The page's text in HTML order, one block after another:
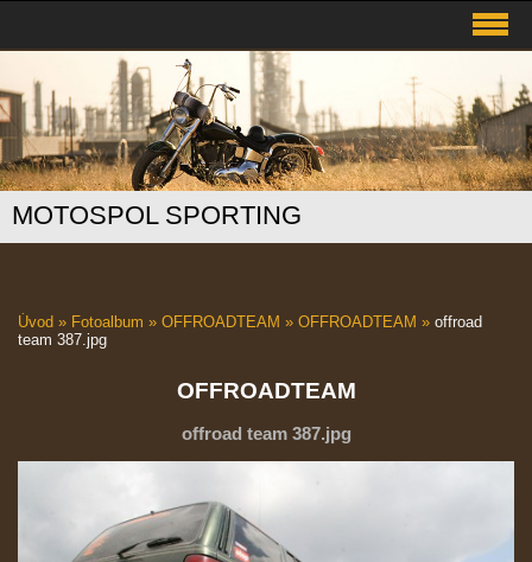
MOTOSPOL SPORTING
Úvod » Fotoalbum » OFFROADTEAM » OFFROADTEAM » offroad
team 387.jpg
OFFROADTEAM
offroad team 387.jpg